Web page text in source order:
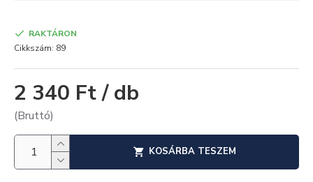
2 340 Ft / db
(Bruttó)
RAKTÁRON
Cikkszám: 89
KOSÁRBA TESZEM